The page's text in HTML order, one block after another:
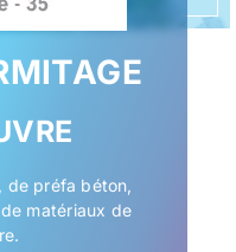
de préfa béton,
matériaux de